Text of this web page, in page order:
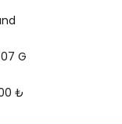
G
₺